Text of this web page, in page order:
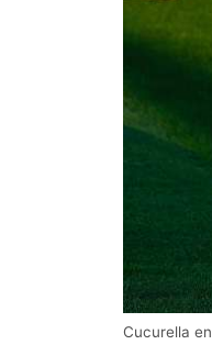
Cucurella